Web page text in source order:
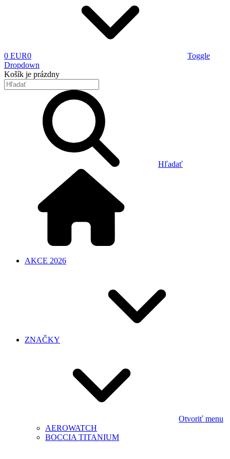
0 EUR0
Toggle
Dropdown
Košík je prázdny
Hľadať
AKCE 2026
ZNAČKY
Otvoriť menu
AEROWATCH
BOCCIA TITANIUM